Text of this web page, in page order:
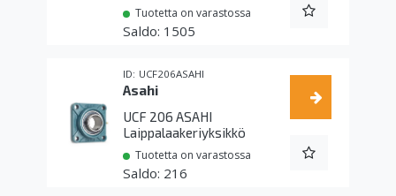
Tuotetta on varastossa
1505
UCF206ASAHI
Asahi
UCF 206 ASAHI
Laippalaakeriyksikkö
Tuotetta on varastossa
216